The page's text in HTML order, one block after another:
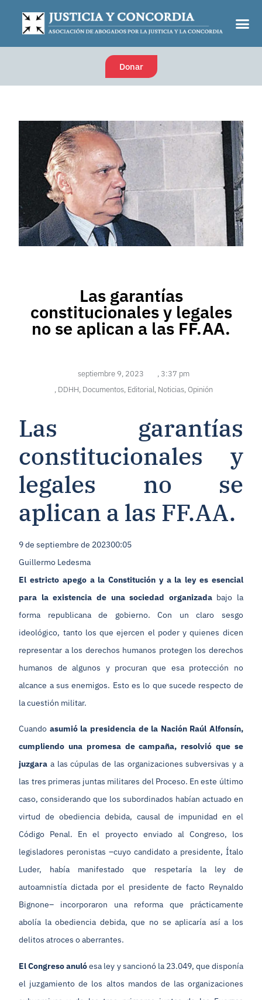
Donar
Las garantías
constitucionales y legales
no se aplican a las FF.AA.
septiembre 9, 2023 , 3:37 pm
, DDHH, Documentos, Editorial, Noticias,Opinión
Las garantías
constitucionales y
legales no se
aplican a las FF.AA.
9 de septiembre de 202300:05
Guillermo Ledesma
El estricto apego a la Constitución y a la ley es esencial
para la existencia de una sociedad organizadabajo la
forma republicana de gobierno. Con un claro sesgo
ideológico, tanto los que ejercen el poder y quienes dicen
representar a los derechos humanos protegen los derechos
humanos de algunos y procuran que esa protección no
alcance a sus enemigos. Esto es lo que sucede respecto de
la cuestión militar.
Cuando asumió la presidencia de la Nación Raúl Alfonsín,
cumpliendo una promesa de campaña, resolvió que se
juzgara a las cúpulas de las organizaciones subversivas y a
las tres primeras juntas militares del Proceso. En este último
caso, considerando que los subordinados habían actuado en
virtud de obediencia debida, causal de impunidad en el
Código Penal. En el proyecto enviado al Congreso, los
legisladores peronistas –cuyo candidato a presidente, Ítalo
Luder, había manifestado que respetaría la ley de
autoamnistía dictada por el presidente de facto Reynaldo
Bignone– incorporaron una reforma que prácticamente
abolía la obediencia debida, que no se aplicaría así a los
delitos atroces o aberrantes.
El Congreso anulóesa ley y sancionó la 23.049, que disponía
el juzgamiento de los altos mandos de las organizaciones